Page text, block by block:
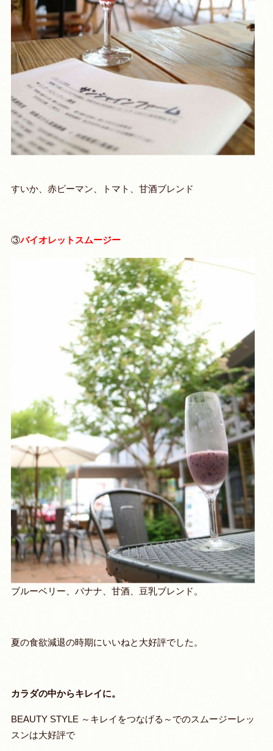
すいか、赤ピーマン、トマト、甘酒ブレンド
③バイオレットスムージー
ブルーベリー、バナナ、甘酒、豆乳ブレンド。
夏の食欲減退の時期にいいねと大好評でした。
カラダの中からキレイに。
BEAUTY STYLE ～キレイをつなげる～でのスムージーレッ
スンは大好評で